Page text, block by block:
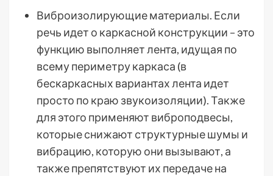
Виброизолирующие материалы. Если
речь идет о каркасной конструкции – это
функцию выполняет лента, идущая по
всему периметру каркаса (в
бескаркасных вариантах лента идет
просто по краю звукоизоляции). Также
для этого применяют виброподвесы,
которые снижают структурные шумы и
вибрацию, которую они вызывают, а
также препятствуют их передаче на